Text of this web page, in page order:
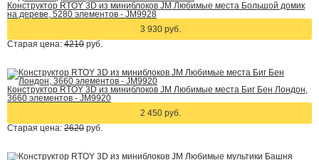
Конструктор RTOY 3D из миниблоков JM Любимые места Большой домик
на дереве, 5280 элементов - JM9928
3 930 руб.
Старая цена: 4210 руб.
Конструктор RTOY 3D из миниблоков JM Любимые места Биг Бен Лондон,
3660 элементов - JM9920
2 450 руб.
Старая цена: 2620 руб.